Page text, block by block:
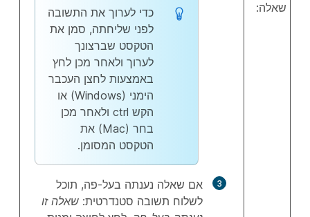
שאלה:
כדי לערוך את התשובה
לפני שליחתה, סמן את
הטקסט שברצונך
לערוך ולאחר מכן לחץ
באמצעות לחצן העכבר
הימני (Windows) או
הקש ctrl
ולאחר מכן
בחר (Mac) את
הטקסט המסומן.
אם שאלה נענתה בעל-פה, תוכל
לשלוח תשובה סטנדרטית: שאלה זו